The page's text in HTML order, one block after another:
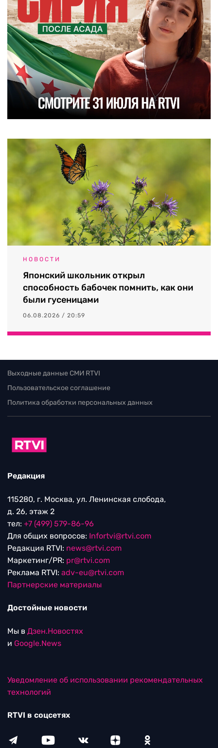
НОВОСТИ
Японский школьник открыл
способность бабочек помнить, как они
были гусеницами
06.08.2026 / 20:59
Выходные данные СМИ RTVI
Пользовательское соглашение
Политика обработки персональных данных
Редакция
115280, г. Москва, ул. Ленинская слобода,
д. 26, этаж 2
тел: +7 (499) 579-86-96
Для общих вопросов: Infortvi@rtvi.com
Редакция RTVI: news@rtvi.com
Маркетинг/PR: pr@rtvi.com
Реклама RTVI: adv-eu@rtvi.com
Партнерские материалы
Достойные новости
Мы в Дзен.Новостях
и Google.News
Уведомление об использовании рекомендательных
технологий
RTVI в соцсетях